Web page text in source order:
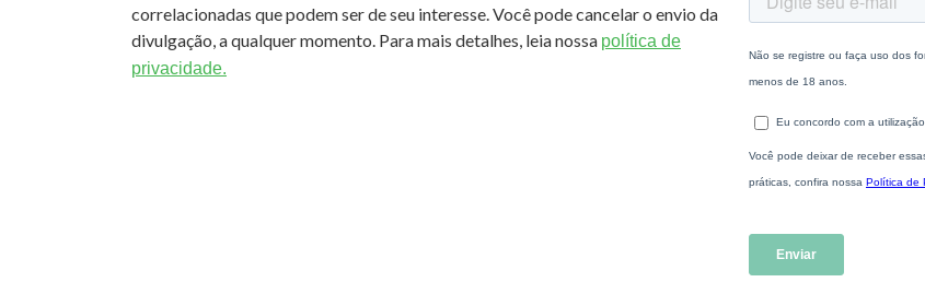
correlacionadas que podem ser de seu interesse. Você pode cancelar o envio da
divulgação, a qualquer momento. Para mais detalhes, leia nossa política de
privacidade.